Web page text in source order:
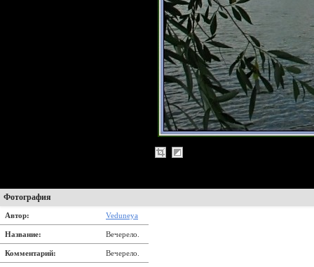
Фотография
Автор: Veduneya
Название: Вечерело.
Комментарий: Вечерело.